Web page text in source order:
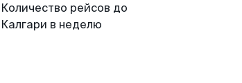
Количество рейсов до
Калгари в неделю